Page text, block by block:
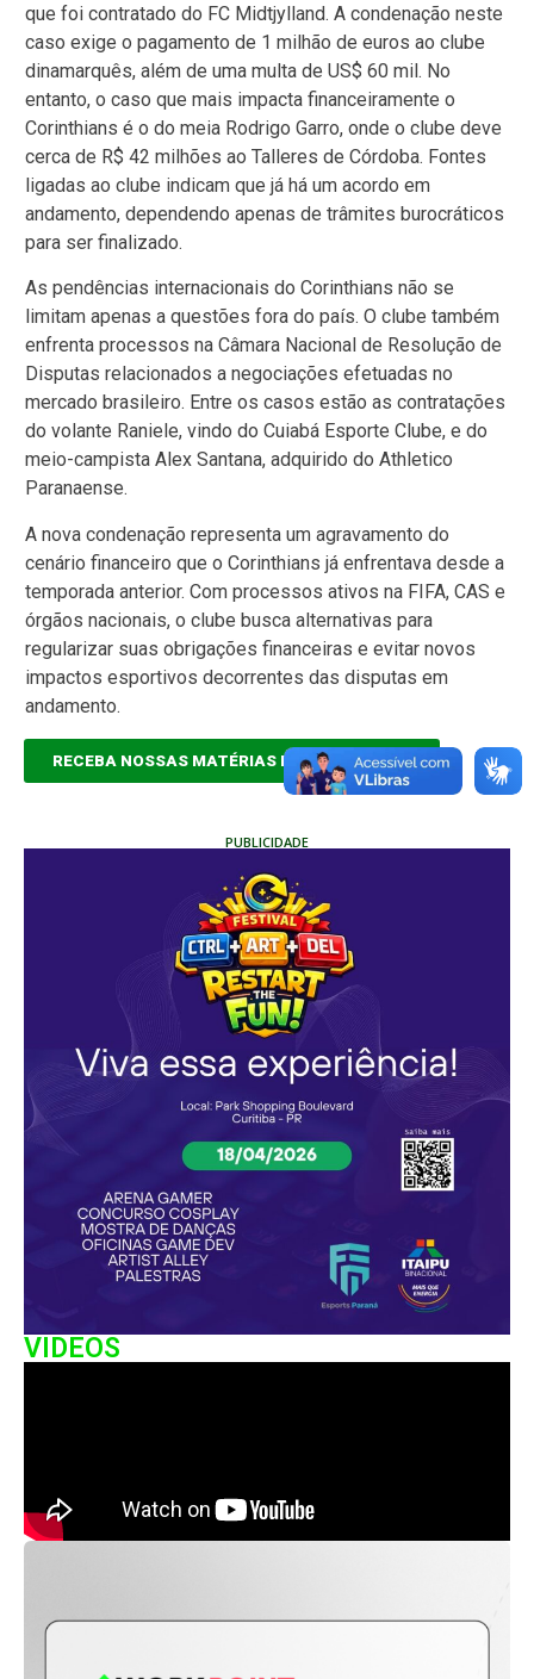
que foi contratado do FC Midtjylland. A condenação neste
caso exige o pagamento de 1 milhão de euros ao clube
dinamarquês, além de uma multa de US$ 60 mil. No
entanto, o caso que mais impacta financeiramente o
Corinthians é o do meia Rodrigo Garro, onde o clube deve
cerca de R$ 42 milhões ao Talleres de Córdoba. Fontes
ligadas ao clube indicam que já há um acordo em
andamento, dependendo apenas de trâmites burocráticos
para ser finalizado.
As pendências internacionais do Corinthians não se
limitam apenas a questões fora do país. O clube também
enfrenta processos na Câmara Nacional de Resolução de
Disputas relacionados a negociações efetuadas no
mercado brasileiro. Entre os casos estão as contratações
do volante Raniele, vindo do Cuiabá Esporte Clube, e do
meio-campista Alex Santana, adquirido do Athletico
Paranaense.
A nova condenação representa um agravamento do
cenário financeiro que o Corinthians já enfrentava desde a
temporada anterior. Com processos ativos na FIFA, CAS e
órgãos nacionais, o clube busca alternativas para
regularizar suas obrigações financeiras e evitar novos
impactos esportivos decorrentes das disputas em
andamento.
RECEBA NOSSAS MATÉRIAS EM TEMPO REAL
PUBLICIDADE
VIDEOS